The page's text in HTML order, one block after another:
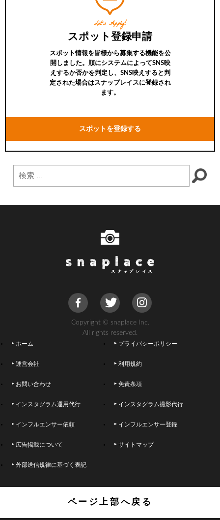
Let’s Apply!
スポット登録申請
スポット情報を皆様から募集する機能を公
開しました。順にシステムによってSNS映
えするか否かを判定し、SNS映えすると判
定された場合はスナップレイスに登録され
ます。
スポットを登録する
Copyright © snaplace Inc.
All rights reserved.
ホーム プライバシーポリシー
運営会社 利用規約
お問い合わせ 免責条項
インスタグラム運用代行 インスタグラム撮影代行
インフルエンサー依頼 インフルエンサー登録
広告掲載について サイトマップ
外部送信規律に基づく表記
ページ上部へ戻る